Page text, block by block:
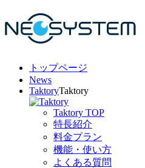
トップページ
News
TaktoryTaktory
Taktory TOP
特長紹介
料金プラン
機能・使い方
よくある質問